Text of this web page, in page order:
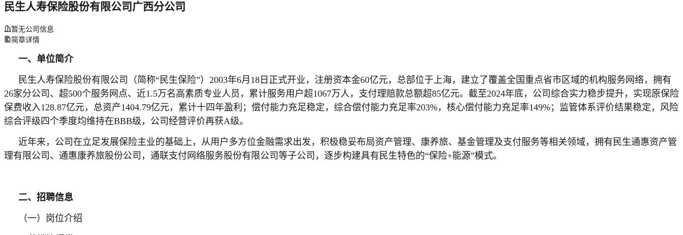
民生人寿保险股份有限公司广西分公司
暂无公司信息
简章详情
一、单位简介
民生人寿保险股份有限公司（简称“民生保险”）2003年6月18日正式开业，注册资本金60亿元，总部位于上海，建立了覆盖全国重点省市区域的机构服务网络，拥有
26家分公司、超500个服务网点、近1.5万名高素质专业人员，累计服务用户超1067万人，支付理赔款总额超85亿元。截至2024年底，公司综合实力稳步提升，实现原保险
保费收入128.87亿元，总资产1404.79亿元，累计十四年盈利；偿付能力充足稳定，综合偿付能力充足率203%，核心偿付能力充足率149%；监管体系评价结果稳定，风险
综合评级四个季度均维持在BBB级，公司经营评价再获A级。
近年来，公司在立足发展保险主业的基础上，从用户多方位金融需求出发，积极稳妥布局资产管理、康养旅、基金管理及支付服务等相关领域，拥有民生通惠资产管
理有限公司、通惠康养旅股份公司，通联支付网络服务股份有限公司等子公司，逐步构建具有民生特色的“保险+能源”模式。
二、招聘信息
（一）岗位介绍